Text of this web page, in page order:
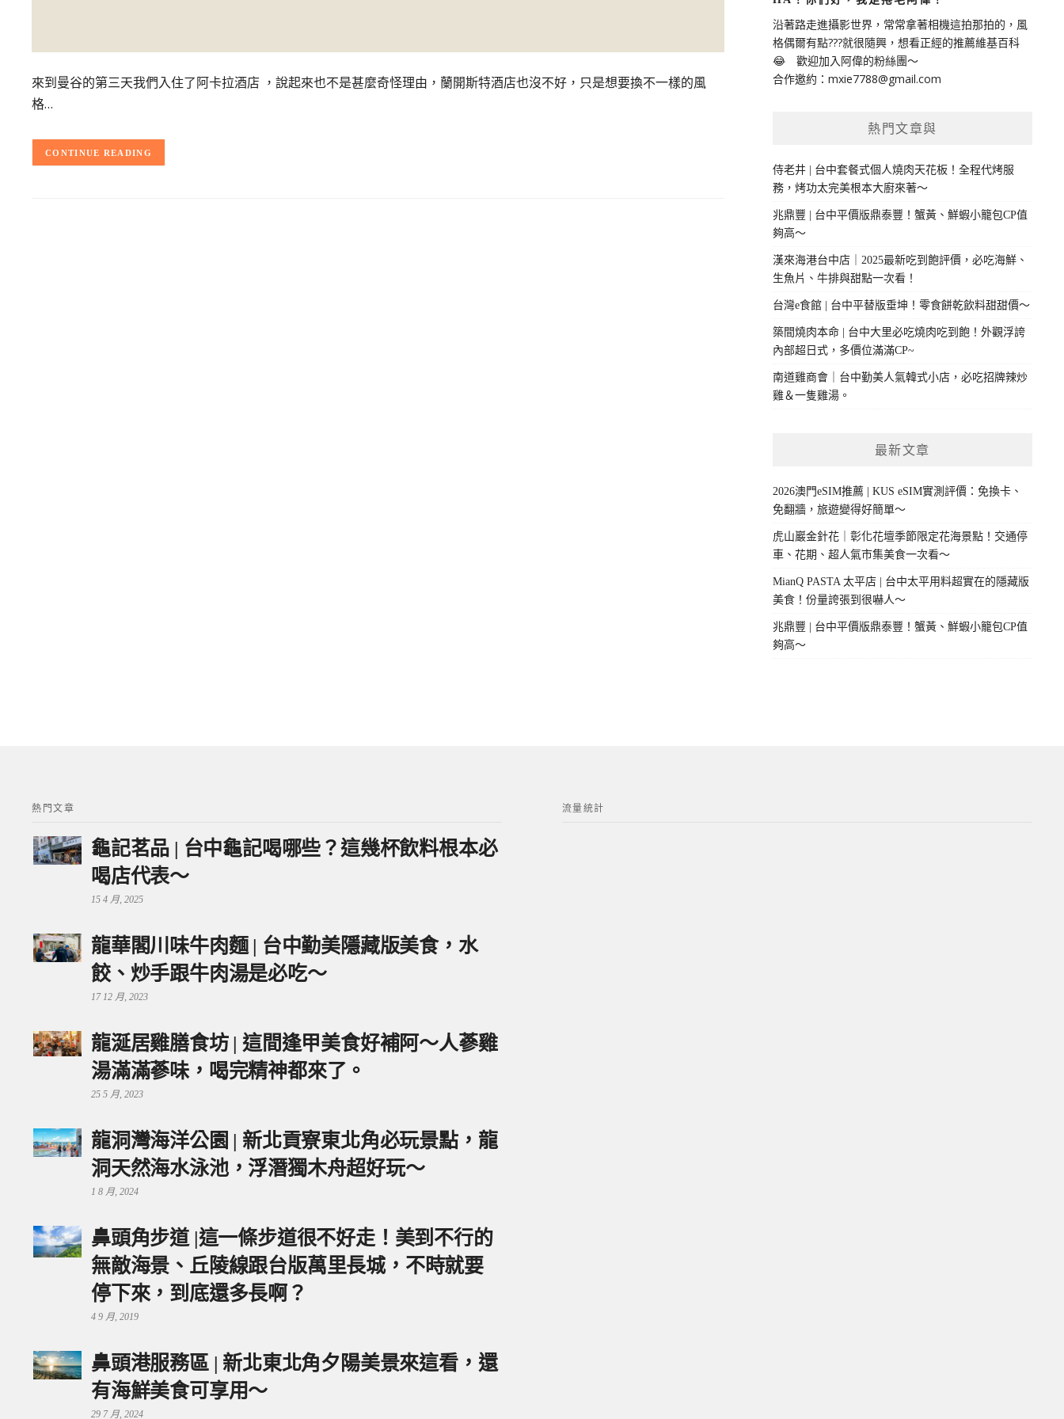
來到曼谷的第三天我們入住了阿卡拉酒店 ，說起來也不是甚麼奇怪理由，蘭開斯特酒店也沒不好，只是想要換不一樣的風
格…
CONTINUE READING
沿著路走進攝影世界，常常拿著相機這拍那拍的，風
格偶爾有點???就很隨興，想看正經的推薦維基百科
😂 歡迎加入阿偉的粉絲團～
合作邀約： mxie7788@gmail.com
熱門文章與
侍老井 | 台中套餐式個人燒肉天花板！全程代烤服
務，烤功太完美根本大廚來著～
兆鼎豐 | 台中平價版鼎泰豐！蟹黃、鮮蝦小籠包CP值
夠高～
漢來海港台中店｜2025最新吃到飽評價，必吃海鮮、
生魚片、牛排與甜點一次看！
台灣e食館 | 台中平替版垂坤！零食餅乾飲料甜甜價～
築間燒肉本命 | 台中大里必吃燒肉吃到飽！外觀浮誇
內部超日式，多價位滿滿CP~
南道雞商會｜台中勤美人氣韓式小店，必吃招牌辣炒
雞＆一隻雞湯。
最新文章
2026澳門eSIM推薦 | KUS eSIM實測評價：免換卡、
免翻牆，旅遊變得好簡單～
虎山巖金針花｜彰化花壇季節限定花海景點！交通停
車、花期、超人氣市集美食一次看～
MianQ PASTA 太平店 | 台中太平用料超實在的隱藏版
美食！份量誇張到很嚇人～
兆鼎豐 | 台中平價版鼎泰豐！蟹黃、鮮蝦小籠包CP值
夠高～
熱門文章
龜記茗品 | 台中龜記喝哪些？這幾杯飲料根本必
喝店代表～
15 4 月, 2025
龍華閣川味牛肉麵 | 台中勤美隱藏版美食，水
餃、炒手跟牛肉湯是必吃～
17 12 月, 2023
龍涎居雞膳食坊 | 這間逢甲美食好補阿～人蔘雞
湯滿滿蔘味，喝完精神都來了。
25 5 月, 2023
龍洞灣海洋公園 | 新北貢寮東北角必玩景點，龍
洞天然海水泳池，浮潛獨木舟超好玩～
1 8 月, 2024
鼻頭角步道 |這一條步道很不好走！美到不行的
無敵海景、丘陵線跟台版萬里長城，不時就要
停下來，到底還多長啊？
4 9 月, 2019
鼻頭港服務區 | 新北東北角夕陽美景來這看，還
有海鮮美食可享用～
29 7 月, 2024
流量統計